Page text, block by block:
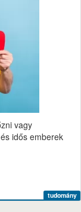
vagy
idős emberek
tudomány